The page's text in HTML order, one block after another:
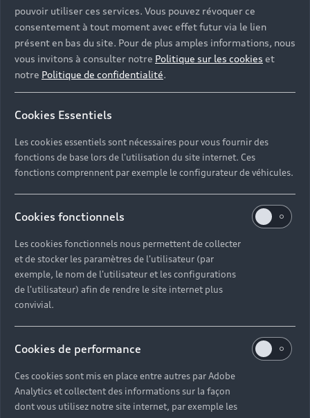
pouvoir utiliser ces services. Vous pouvez révoquer ce
consentement à tout moment avec effet futur via le lien
présent en bas du site. Pour de plus amples informations, nous
vous invitons à consulter notre Politique sur les cookies et
notre Politique de confidentialité.
Cookies Essentiels
Les cookies essentiels sont nécessaires pour vous fournir des
fonctions de base lors de l'utilisation du site internet. Ces
fonctions comprennent par exemple le configurateur de véhicules.
Cookies fonctionnels
Les cookies fonctionnels nous permettent de collecter
et de stocker les paramètres de l'utilisateur (par
exemple, le nom de l'utilisateur et les configurations
de l'utilisateur) afin de rendre le site internet plus
convivial.
Cookies de performance
Ces cookies sont mis en place entre autres par Adobe
Analytics et collectent des informations sur la façon
dont vous utilisez notre site internet, par exemple les